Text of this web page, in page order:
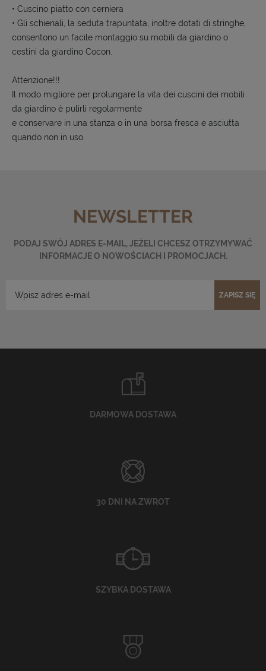
• Cuscino piatto con cerniera
• Gli schienali, la seduta trapuntata, inoltre dotati di stringhe,
consentono un facile montaggio su mobili da giardino o
cestini da giardino Cocon.
Attenzione!!!
Il modo migliore per prolungare la vita dei cuscini dei mobili
da giardino è pulirli regolarmente
e conservare in una stanza o in una borsa fresca e asciutta
quando non in uso.
NEWSLETTER
PODAJ SWÓJ ADRES E-MAIL, JEŻELI CHCESZ OTRZYMYWAĆ
INFORMACJE O NOWOŚCIACH I PROMOCJACH.
ZAPISZ SIĘ
DARMOWA DOSTAWA
30 DNI NA ZWROT
SZYBKA DOSTAWA